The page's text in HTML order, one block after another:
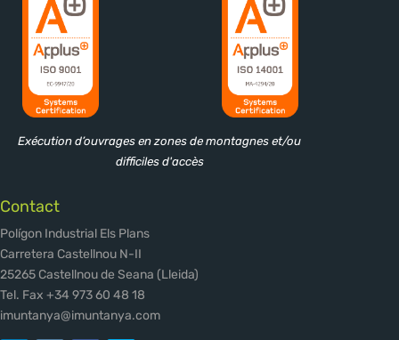
Exécution d’ouvrages en zones de montagnes et/ou
difficiles d'accès
Contact
Polígon Industrial Els Plans
Carretera Castellnou N-II
25265 Castellnou de Seana (Lleida)
Tel. Fax +34 973 60 48 18
imuntanya@imuntanya.com